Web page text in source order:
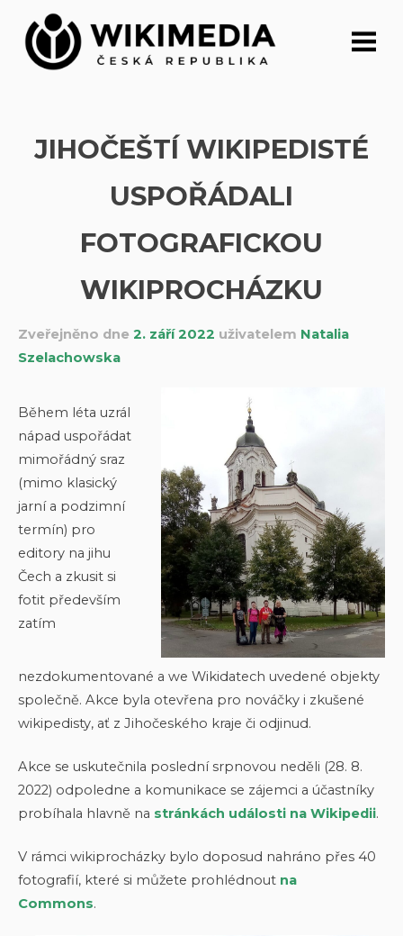
Přeskočit
obsah
JIHOČEŠTÍ WIKIPEDISTÉ
USPOŘÁDALI
FOTOGRAFICKOU
WIKIPROCHÁZKU
Zveřejněno dne 2. září 2022 uživatelem Natalia
Szelachowska
Během léta uzrál
nápad uspořádat
mimořádný sraz
(mimo klasický
jarní a podzimní
termín) pro
editory na jihu
Čech a zkusit si
fotit především
zatím
nezdokumentované a we Wikidatech uvedené objekty
společně. Akce byla otevřena pro nováčky i zkušené
wikipedisty, ať z Jihočeského kraje či odjinud.
Akce se uskutečnila poslední srpnovou neděli (28. 8.
2022) odpoledne a komunikace se zájemci a účastníky
probíhala hlavně na stránkách události na Wikipedii.
V rámci wikiprocházky bylo doposud nahráno přes 40
fotografií, které si můžete prohlédnout na
Commons.